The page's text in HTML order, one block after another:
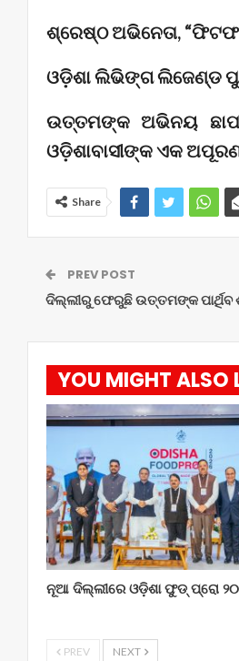
ଶ୍ରେଷ୍ଠ ଅଭିନେତା,
ଓଡ଼ିଶା ଲିଭିଙ୍ଗ ଲିଜେଣ୍ଡ
ଉତ୍ତମଙ୍କ ଅଭିନୟ ଛାପ
ଓଡ଼ିଶାବାସୀଙ୍କ ଏକ
Share
PREV POST
ଦିଲ୍ଲୀରୁ ଫେରୁଛି ଉତ୍ତମଙ୍କ ପାର୍ଥିବ
YOU MIGHT ALSO
ନୂଆ ଦିଲ୍ଲୀରେ ଓଡ଼ିଶା ଫୁଡ୍ ପ୍ରୋ
PREV NEXT